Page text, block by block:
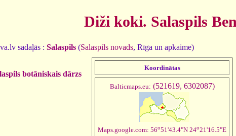
Diži koki. Salaspils
sadaļās : Salaspils (Salaspils novads, Rīga un apkaime)
botāniskais dārzs
Koordinātas
Balticmaps.eu: (521619, 6302087)
Maps.google.com: 56o51'43.4"N 24o21'16.5"E